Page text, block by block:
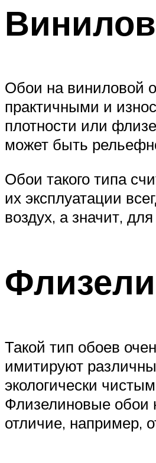
Обои на виниловой
практичными и
плотности или
может быть
Обои такого типа
их эксплуатации
воздух, а значит,
Такой тип обоев
имитируют
экологически
Флизелиновые обои
отличие, например,